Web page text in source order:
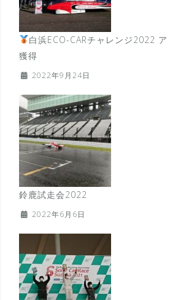
白浜ECO-CARチャレンジ2022
獲得
2022年9月24日
鈴鹿試走会2022
2022年6月6日